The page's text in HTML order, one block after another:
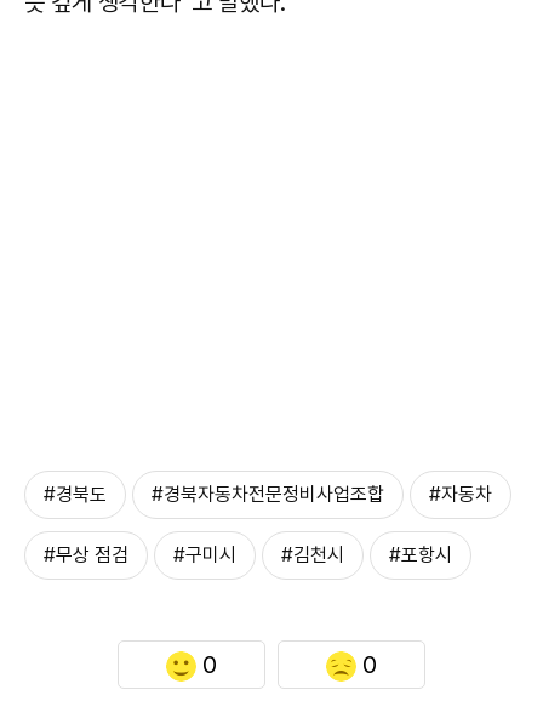
#경북도 #경북자동차전문정비사업조합 #자동차
#무상 점검 #구미시 #김천시 #포항시
0 0